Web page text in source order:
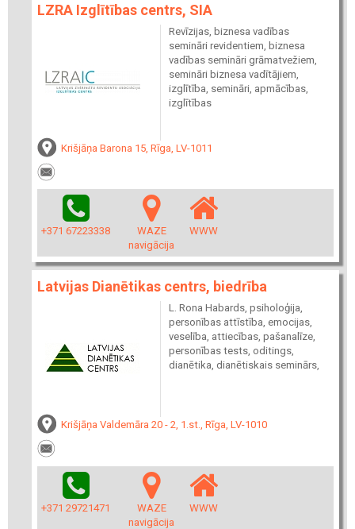
LZRA Izglītības centrs, SIA
Revīzijas, biznesa vadības
semināri revidentiem, biznesa
vadības semināri grāmatvežiem,
semināri biznesa vadītājiem,
izglītība, semināri, apmācības,
izglītības
Krišjāņa Barona 15, Rīga, LV-1011
+371 67223338
WAZE
navigācija
WWW
Latvijas Dianētikas centrs, biedrība
L. Rona Habards, psiholoģija,
personības attīstība, emocijas,
veselība, attiecības, pašanalīze,
personības tests, oditings,
dianētika, dianētiskais seminārs,
Krišjāņa Valdemāra 20 - 2, 1.st., Rīga, LV-1010
+371 29721471
WAZE
navigācija
WWW